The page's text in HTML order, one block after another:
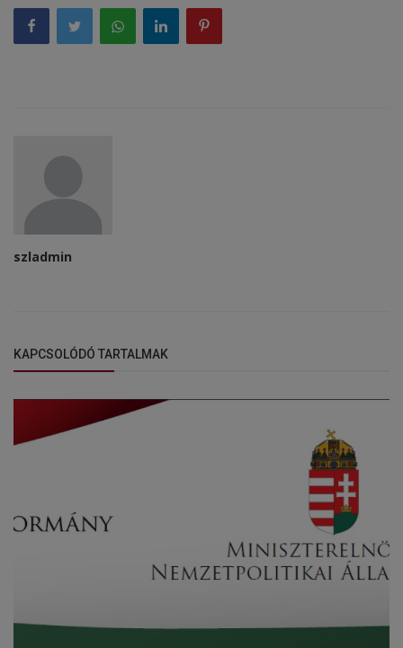
szladmin
KAPCSOLÓDÓ TARTALMAK